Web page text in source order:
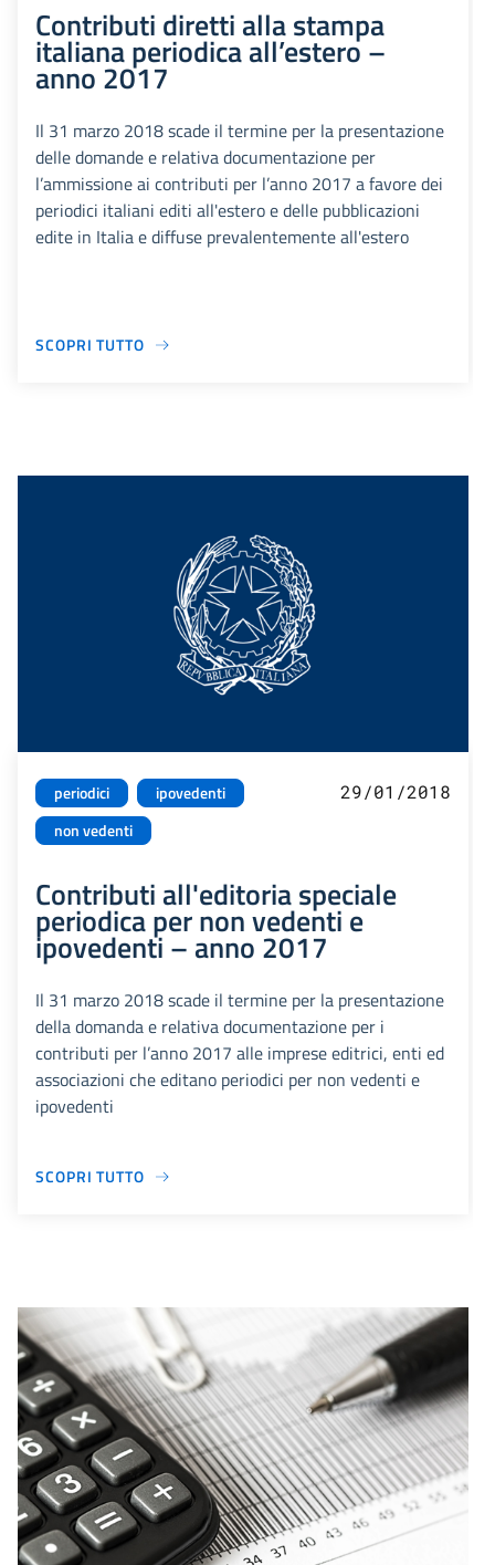
Contributi diretti alla stampa
italiana periodica all’estero –
anno 2017
Il 31 marzo 2018 scade il termine per la presentazione
delle domande e relativa documentazione per
l’ammissione ai contributi per l’anno 2017 a favore dei
periodici italiani editi all'estero e delle pubblicazioni
edite in Italia e diffuse prevalentemente all'estero
SCOPRI TUTTO
periodici
ipovedenti
non vedenti
29/01/2018
Contributi all'editoria speciale
periodica per non vedenti e
ipovedenti – anno 2017
Il 31 marzo 2018 scade il termine per la presentazione
della domanda e relativa documentazione per i
contributi per l’anno 2017 alle imprese editrici, enti ed
associazioni che editano periodici per non vedenti e
ipovedenti
SCOPRI TUTTO